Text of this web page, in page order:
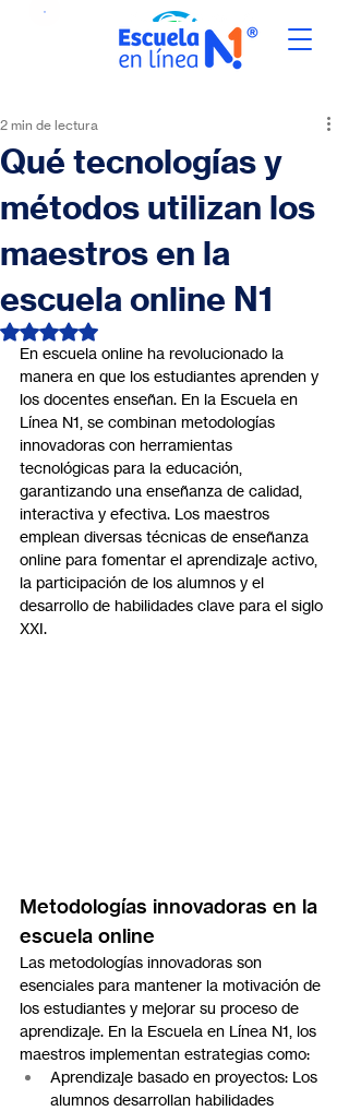
Qué tecnologías y
métodos utilizan los
maestros en la
escuela online N1
2 min de lectura
Obtuvo NaN de 5 estrellas.
En escuela online ha revolucionado la
manera en que los estudiantes aprenden y
los docentes enseñan. En la Escuela en
Línea N1, se combinan metodologías
innovadoras con herramientas
tecnológicas para la educación,
garantizando una enseñanza de calidad,
interactiva y efectiva. Los maestros
emplean diversas técnicas de enseñanza
online para fomentar el aprendizaje activo,
la participación de los alumnos y el
desarrollo de habilidades clave para el siglo
XXI.
Metodologías innovadoras en la
escuela online
Las metodologías innovadoras son
esenciales para mantener la motivación de
los estudiantes y mejorar su proceso de
aprendizaje. En la Escuela en Línea N1, los
maestros implementan estrategias como:
Aprendizaje basado en proyectos: Los
alumnos desarrollan habilidades